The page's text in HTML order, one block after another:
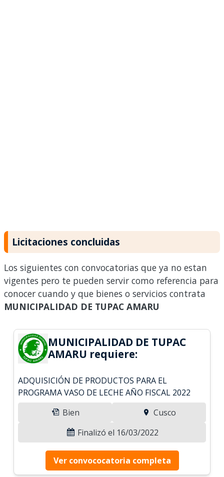
Licitaciones concluidas
Los siguientes con convocatorias que ya no estan
vigentes pero te pueden servir como referencia para
conocer cuando y que bienes o servicios contrata
MUNICIPALIDAD DE TUPAC AMARU
MUNICIPALIDAD DE TUPAC
AMARU requiere:
ADQUISICIÓN DE PRODUCTOS PARA EL
PROGRAMA VASO DE LECHE AÑO FISCAL 2022
Bien
Cusco
Finalizó el 16/03/2022
Ver convococatoria completa